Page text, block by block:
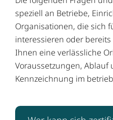
speziell an Betriebe,
Organisationen, die sich
interessieren oder
Ihnen eine verlässliche
Voraussetzungen, Ablauf
Kennzeichnung im